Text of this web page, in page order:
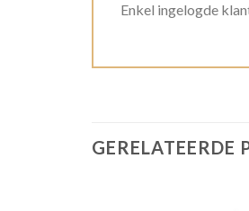
Enkel ingelogde
GERELATEERDE